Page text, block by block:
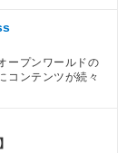
ープンワールドの
コンテンツが続々